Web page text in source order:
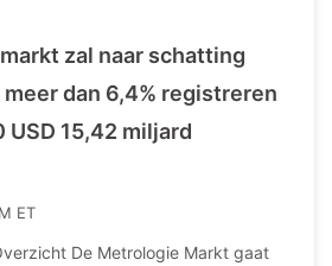
zal naar schatting
meer dan 6,4% registreren
15,42 miljard
ET
De Metrologie Markt gaat